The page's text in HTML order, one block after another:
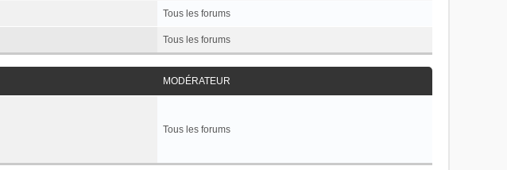
Tous les forums
Tous les forums
MODÉRATEUR
Tous les forums